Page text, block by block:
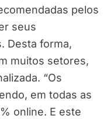
pelos
seus
Desta forma,
muitos setores,
“Os
em todas as
online. E este